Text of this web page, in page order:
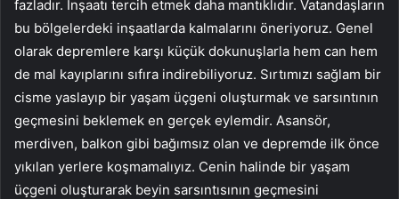
fazladır. İnşaatı tercih etmek daha mantıklıdır. Vatandaşların
bu bölgelerdeki inşaatlarda kalmalarını öneriyoruz. Genel
olarak depremlere karşı küçük dokunuşlarla hem can hem
de mal kayıplarını sıfıra indirebiliyoruz. Sırtımızı sağlam bir
cisme yaslayıp bir yaşam üçgeni oluşturmak ve sarsıntının
geçmesini beklemek en gerçek eylemdir. Asansör,
merdiven, balkon gibi bağımsız olan ve depremde ilk önce
yıkılan yerlere koşmamalıyız. Cenin halinde bir yaşam
üçgeni oluşturarak beyin sarsıntısının geçmesini